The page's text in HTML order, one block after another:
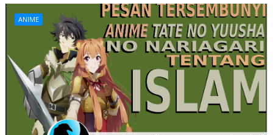
ANIME